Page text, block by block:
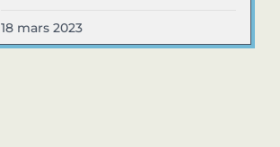
18 mars 2023